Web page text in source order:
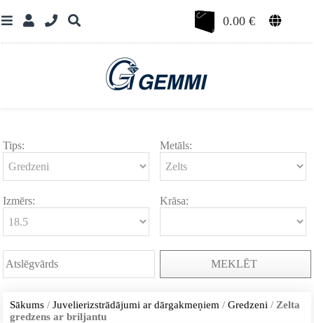
0.00€
Tips: Metāls:
Izmērs: Krāsa:
MEKLĒT
Sākums /Juvelierizstrādājumi ar dārgakmeņiem /Gredzeni / Zelta
gredzens ar briljantu